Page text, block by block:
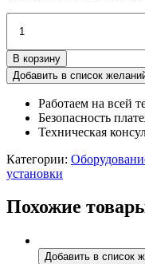
товара
Самовсасывающая
насосная
установка
SIHI
CEHA
В корзину
Добавить в список
Работаем на всей
Безопасность
Техническая
Категории:
установки
Похожие
Добавить в список